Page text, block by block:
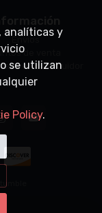
de venta
en distribuidor
analíticas y
se utilizan
Policy.